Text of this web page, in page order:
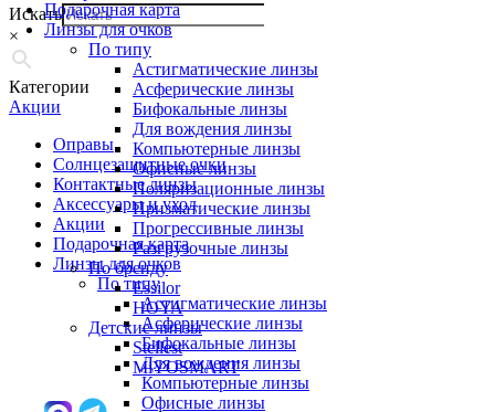
Искать
×
Категории
Акции
Оправы
Солнцезащитные очки
Контактные линзы
Аксессуары и уход
Акции
Подарочная карта
Линзы для очков
По типу
Астигматические линзы
Асферические линзы
Бифокальные линзы
Для вождения линзы
Компьютерные линзы
Офисные линзы
Подарочная карта
Линзы для очков
По типу
Астигматические линзы
Асферические линзы
Бифокальные линзы
Для вождения линзы
Компьютерные линзы
Офисные линзы
Поляризационные линзы
Призматические линзы
Прогрессивные линзы
Разгрузочные линзы
По бренду
Essilor
HOYA
Детские линзы
Stellest
MiYOSMART